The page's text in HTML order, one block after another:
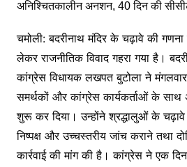
चमोली: बदरीनाथ मंदिर के चढ़ावे की
लेकर राजनीतिक विवाद गहरा गया है।
कांग्रेस विधायक लखपत बुटोला ने
समर्थकों और कांग्रेस कार्यकर्ताओं के साथ
शुरू कर दिया। उन्होंने श्रद्धालुओं के
निष्पक्ष और उच्चस्तरीय जांच कराने तथा
कार्रवाई की मांग की है। कांग्रेस ने एक